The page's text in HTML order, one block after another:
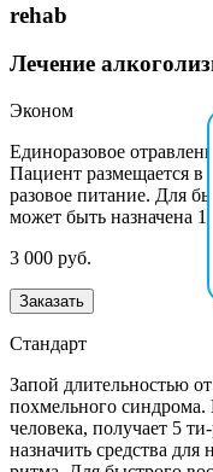
rehab
Лечение
Эконом
Единоразовое
Пациент размещается в
разовое питание. Для
может быть назначена
3 000 руб.
Заказать
Стандарт
Запой длительностью
похмельного синдрома.
человека, получает 5
назначить средства